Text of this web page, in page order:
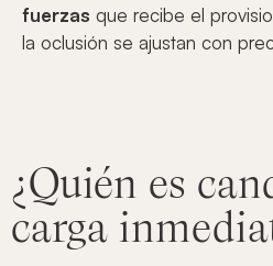
fuerzas que recibe el
la oclusión se ajustan con
¿Quién es
carga